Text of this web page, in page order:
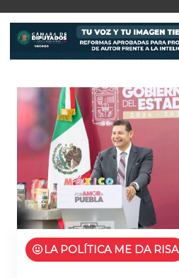
LA POLÍTICA ME DA RISA